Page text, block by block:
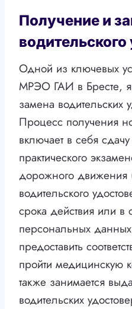
Получение и
Одной из ключевых
МРЭО ГАИ в Бресте,
замена водительских
Процесс получения
включает в себя сдачу
практического
дорожного
водительского
срока действия или
персональных
предоставить
пройти
также занимается
водительских